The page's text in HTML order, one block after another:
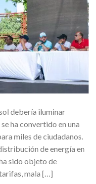
debería iluminar
ha convertido en una
miles de ciudadanos.
de energía en
sido objeto de
mala […]